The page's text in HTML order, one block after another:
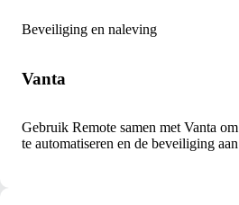
Beveiliging en naleving
Vanta
Gebruik Remote samen met Vanta
te automatiseren en de beveiliging